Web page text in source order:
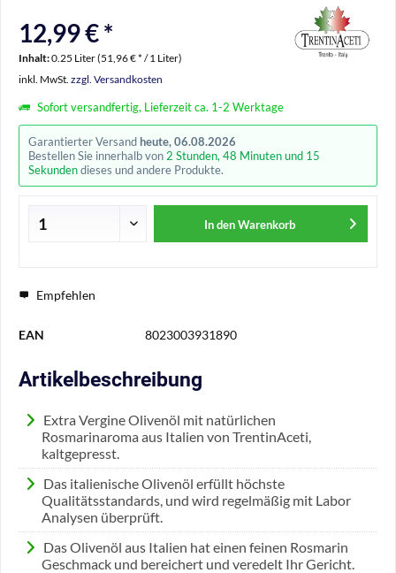
12,99 € *
Inhalt:0.25 Liter (51,96 € * / 1 Liter)
inkl. MwSt. zzgl. Versandkosten
Sofort versandfertig, Lieferzeit ca. 1-2 Werktage
Garantierter Versand heute, 06.08.2026
Bestellen Sie innerhalb von 2 Stunden, 48 Minuten und 15
Sekundendieses und andere Produkte.
In den Warenkorb
Empfehlen
EAN 8023003931890
Artikelbeschreibung
Extra Vergine Olivenöl mit natürlichen
Rosmarinaroma aus Italien von TrentinAceti,
kaltgepresst.
Das italienische Olivenöl erfüllt höchste
Qualitätsstandards, und wird regelmäßig mit Labor
Analysen überprüft.
Das Olivenöl aus Italien hat einen feinen Rosmarin
Geschmack und bereichert und veredelt Ihr Gericht.